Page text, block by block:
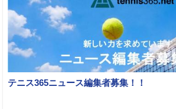
テニス365ニュース編集者募集！！